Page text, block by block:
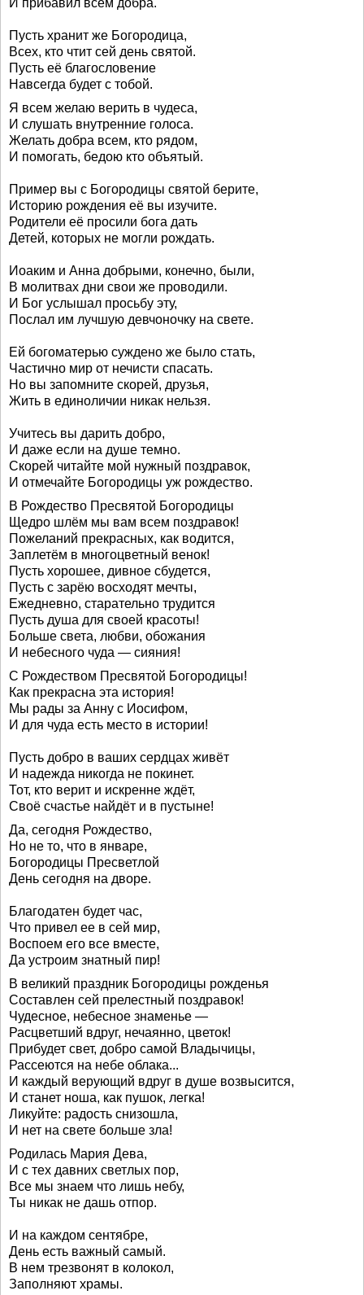
И прибавил всем добра.
Пусть хранит же Богородица,
Всех, кто чтит сей день святой.
Пусть её благословение
Навсегда будет с тобой.
Я всем желаю верить в чудеса,
И слушать внутренние голоса.
Желать добра всем, кто рядом,
И помогать, бедою кто объятый.
Пример вы с Богородицы святой берите,
Историю рождения её вы изучите.
Родители её просили бога дать
Детей, которых не могли рождать.
Иоаким и Анна добрыми, конечно, были,
В молитвах дни свои же проводили.
И Бог услышал просьбу эту,
Послал им лучшую девчоночку на свете.
Ей богоматерью суждено же было стать,
Частично мир от нечисти спасать.
Но вы запомните скорей, друзья,
Жить в единоличии никак нельзя.
Учитесь вы дарить добро,
И даже если на душе темно.
Скорей читайте мой нужный поздравок,
И отмечайте Богородицы уж рождество.
В Рождество Пресвятой Богородицы
Щедро шлём мы вам всем поздравок!
Пожеланий прекрасных, как водится,
Заплетём в многоцветный венок!
Пусть хорошее, дивное сбудется,
Пусть с зарёю восходят мечты,
Ежедневно, старательно трудится
Пусть душа для своей красоты!
Больше света, любви, обожания
И небесного чуда — сияния!
С Рождеством Пресвятой Богородицы!
Как прекрасна эта история!
Мы рады за Анну с Иосифом,
И для чуда есть место в истории!
Пусть добро в ваших сердцах живёт
И надежда никогда не покинет.
Тот, кто верит и искренне ждёт,
Своё счастье найдёт и в пустыне!
Да, сегодня Рождество,
Но не то, что в январе,
Богородицы Пресветлой
День сегодня на дворе.
Благодатен будет час,
Что привел ее в сей мир,
Воспоем его все вместе,
Да устроим знатный пир!
В великий праздник Богородицы рожденья
Составлен сей прелестный поздравок!
Чудесное, небесное знаменье —
Расцветший вдруг, нечаянно, цветок!
Прибудет свет, добро самой Владычицы,
Рассеются на небе облака...
И каждый верующий вдруг в душе возвысится,
И станет ноша, как пушок, легка!
Ликуйте: радость снизошла,
И нет на свете больше зла!
Родилась Мария Дева,
И с тех давних светлых пор,
Все мы знаем что лишь небу,
Ты никак не дашь отпор.
И на каждом сентябре,
День есть важный самый.
В нем трезвонят в колокол,
Заполняют храмы.